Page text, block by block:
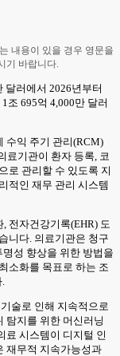
내용이 있을 경우 영문을
기 바랍니다.
달러에서 2026년부터
조 695억 4,000만 달러
수익 주기 관리(RCM)
료기관이 환자 등록, 코
로 관리할 수 있도록 지
적인 재무 관리 시스템
전자건강기록(EHR) 도
니다. 의료기관은 청구
성 향상을 위한 방법을
소화를 목표로 하는 조
.
술로 인해 지속적으로
탐지를 위한 머신러닝
료 시스템이 디지털 인
재무적 지속가능성과